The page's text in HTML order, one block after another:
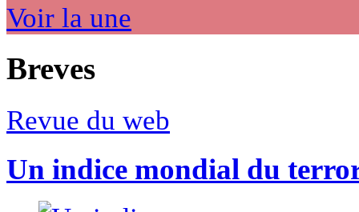
Voir la une
Breves
Revue du web
Un indice mondial du